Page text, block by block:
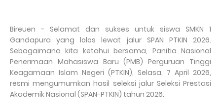
Bireuen - Selamat dan sukses untuk siswa SMKN 1
Gandapura yang lolos lewat jalur SPAN PTKIN 2026.
Sebagaimana kita ketahui bersama, Panitia Nasional
Penerimaan Mahasiswa Baru (PMB) Perguruan Tinggi
Keagamaan Islam Negeri (PTKIN), Selasa, 7 April 2026,
resmi mengumumkan hasil seleksi jalur Seleksi Prestasi
Akademik Nasional (SPAN-PTKIN) tahun 2026.